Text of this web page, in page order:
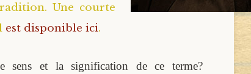
Une courte
est disponible ici.
sens et la signification de ce terme?